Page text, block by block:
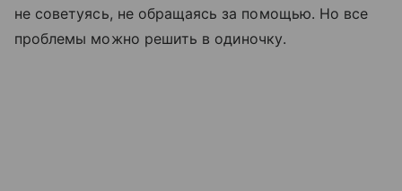
не советуясь, не обращаясь за помощью. Но все
проблемы можно решить в одиночку.